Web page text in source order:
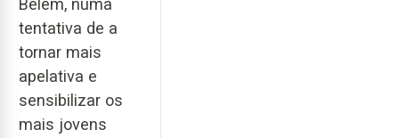
Belém, numa
tentativa de a
tornar mais
apelativa e
sensibilizar os
mais jovens